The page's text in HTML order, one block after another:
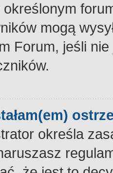
określonym
mogą
Forum, jeśli
określa